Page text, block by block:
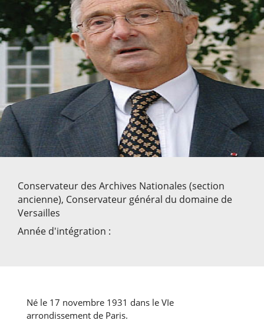
Conservateur des Archives Nationales (section
ancienne), Conservateur général du domaine de
Versailles
Année d'intégration :
Né le 17 novembre 1931 dans le VIe
arrondissement de Paris.